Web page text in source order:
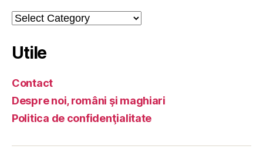
Categorii
Utile
Contact
Despre noi, români şi maghiari
Politica de confidenţialitate